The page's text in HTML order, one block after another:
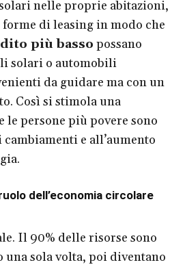
nelle proprie abitazioni,
di leasing in modo che
più basso possano
solari o automobili
da guidare ma con un
Così si stimola una
e le persone più povere sono
e all’aumento
dell’economia circolare
Il 90% delle risorse sono
una sola volta, poi diventano